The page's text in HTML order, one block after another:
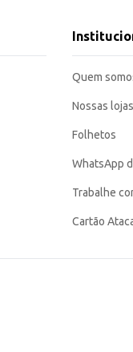
culinários.
tornando-se uma
Quem
Nossas lojas
Folhetos
WhatsApp
Trabalhe
Cartão